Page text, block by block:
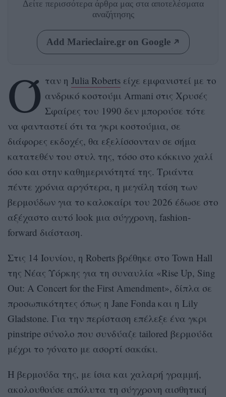
Δείτε περισσότερα άρθρα μας στα αποτελέσματα
αναζήτησης
Add Marieclaire.gr on Google
Ό ταν η Julia Robertsείχε εμφανιστεί με το
ανδρικό κοστούμι Armani στις Χρυσές
Σφαίρες του 1990 δεν μπορούσε τότε
να φανταστεί ότι τα γκρι κοστούμια, σε
διάφορες εκδοχές, θα εξελίσσονταν σε σήμα
κατατεθέν του στυλ της, τόσο στο κόκκινο χαλί
όσο και στην καθημερινότητά της. Τριάντα
πέντε χρόνια αργότερα, η μεγάλη τάση των
βερμούδων για το καλοκαίρι του 2026 έδωσε στο
αξέχαστο αυτό look μια σύγχρονη, fashion-
forward διάσταση.
Στις 14 Ιουνίου, η Roberts βρέθηκε στο Town Hall
της Νέας Υόρκης για τη συναυλία «Rise Up, Sing
Out: A Concert for the First Amendment», δίπλα σε
προσωπικότητες όπως η Jane Fonda και η Lily
Gladstone. Για την περίσταση επέλεξε ένα γκρι
pinstripe σύνολο που συνδύαζε tailored βερμούδα
μέχρι το γόνατο με ασορτί σακάκι.
Η βερμούδα της, με ίσια και χαλαρή γραμμή,
ακολουθούσε απόλυτα τη σύγχρονη αισθητική